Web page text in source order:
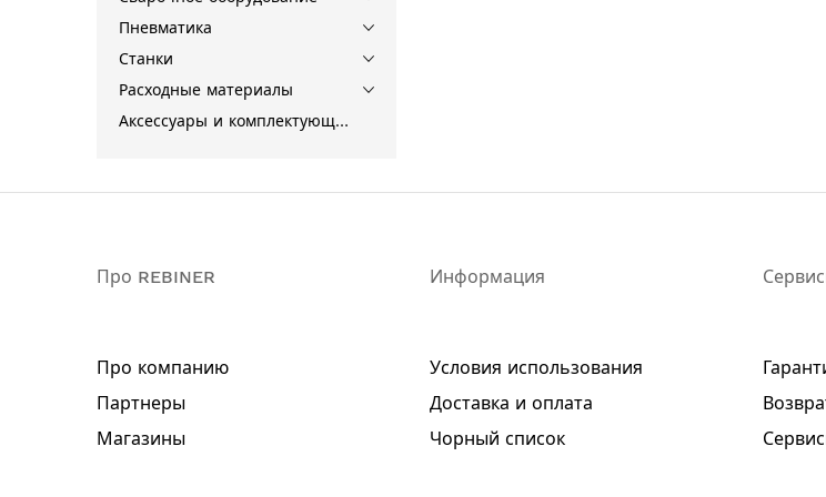
Пневматика
Станки
Расходные материалы
Аксессуары и комплектующие для инструментов
Про REBINER
Про компанию
Партнеры
Магазины
Информация
Условия использования
Доставка и оплата
Чорный список